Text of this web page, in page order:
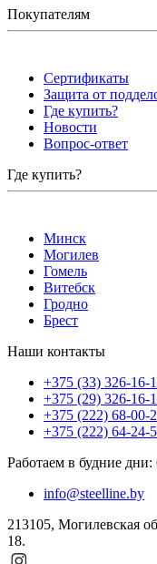
Покупателям
Сертификаты
Защита от
Где купить?
Новости
Вопрос-ответ
Где купить?
Минск
Могилев
Гомель
Витебск
Гродно
Брест
Наши контакты
+375 (33) 326-16-
+375 (29) 326-16-
+375 (222) 68-00-
+375 (222) 64-24-
Работаем в будние дни:
info@steelline.by
213105, Могилевская
18.